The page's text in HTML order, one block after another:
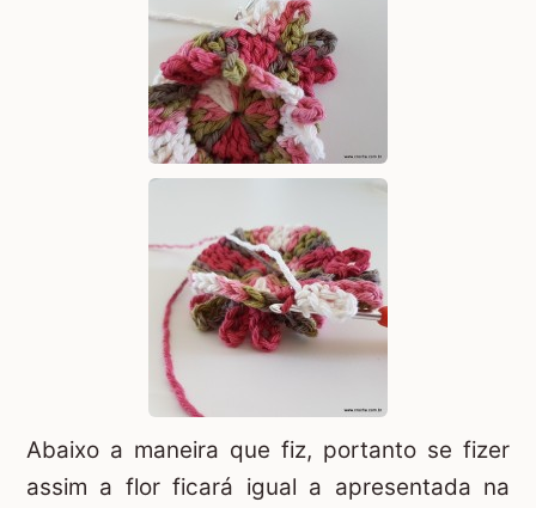
Abaixo a maneira que fiz, portanto se fizer
assim a flor ficará igual a apresentada na